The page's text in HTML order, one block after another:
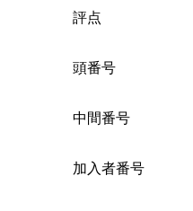
評点
頭番号
中間番号
加入者番号